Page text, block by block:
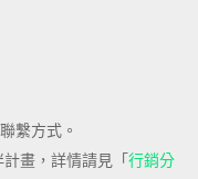
繫方式。
畫，詳情請見「 行銷分